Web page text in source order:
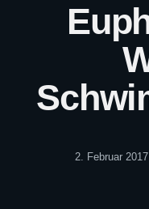
2. Februar 2017